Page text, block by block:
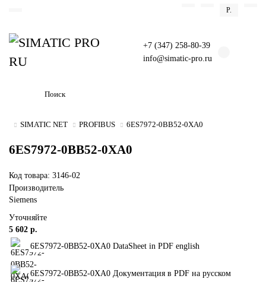
Р.
+7 (347) 258-80-39
info@simatic-pro.ru
SIMATIC NET PROFIBUS 6ES7972-0BB52-0XA0
6ES7972-0BB52-0XA0
Код товара: 3146-02
Производитель
Siemens
Уточняйте
5 602 р.
6ES7972-0BB52-0XA0 DataSheet in PDF english
6ES7972-0BB52-0XA0 Документация в PDF на русском